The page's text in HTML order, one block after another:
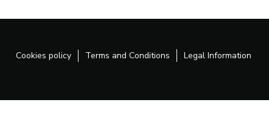
Cookies policy Terms and Conditions Legal Information